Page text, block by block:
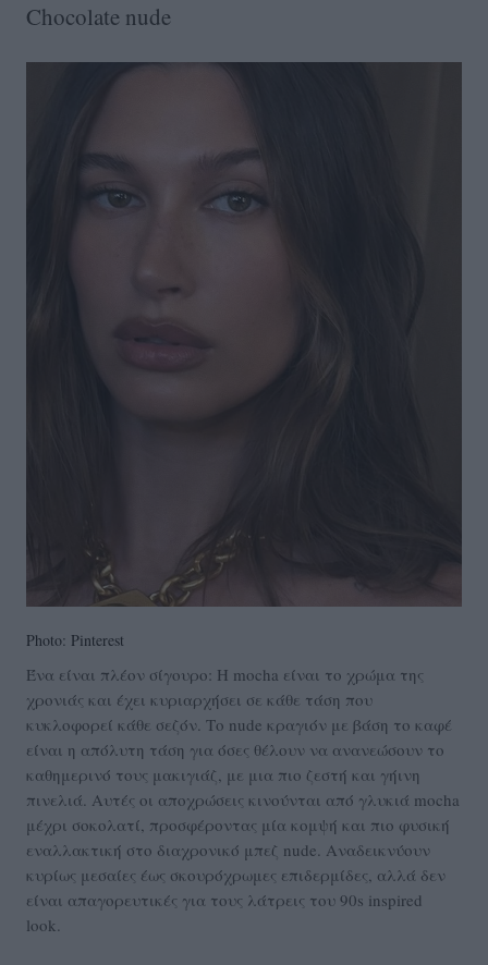
Chocolate nude
Photo: Pinterest
Ένα είναι πλέον σίγουρο: Η mocha είναι το χρώμα της
χρονιάς και έχει κυριαρχήσει σε κάθε τάση που
κυκλοφορεί κάθε σεζόν. Το nude κραγιόν με βάση το καφέ
είναι η απόλυτη τάση για όσες θέλουν να ανανεώσουν το
καθημερινό τους μακιγιάζ, με μια πιο ζεστή και γήινη
πινελιά. Αυτές οι αποχρώσεις κινούνται από γλυκιά mocha
μέχρι σοκολατί, προσφέροντας μία κομψή και πιο φυσική
εναλλακτική στο διαχρονικό μπεζ nude. Αναδεικνύουν
κυρίως μεσαίες έως σκουρόχρωμες επιδερμίδες, αλλά δεν
είναι απαγορευτικές για τους λάτρεις του 90s inspired
look.